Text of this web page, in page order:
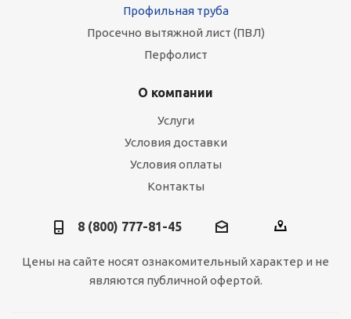
Профильная труба
Просечно вытяжной лист (ПВЛ)
Перфолист
О компании
Услуги
Условия доставки
Условия оплаты
Контакты
8 (800) 777-81-45
Цены на сайте носят ознакомительный характер и не
являются публичной офертой.